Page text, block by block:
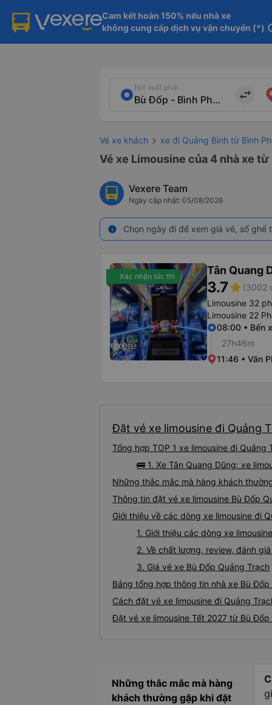
Cam kết hoàn 150% nếu nhà xe
không cung cấp dịch vụ vận chuyển (*)
Nơi xuất phát
import_export
Vé xe khách xe đi Quảng Bình từ Bình
Vé xe Limousine của 4 nhà xe
Vexere Team
Ngày cập nhật: 05/08/2026
info Chọn ngày đi để xem giá vé, số
Xác nhận tức thì Tân Quang
3.7star (3002
Limousine 32
Limousine 22
08:00 • Bến
27h46m
11:46 • Văn
Đặt vé xe limousine đi Quảng
Tổng hợp TOP 1 xe limousine đi
🚌 1. Xe Tân Quang Dũng: xe
Những thắc mắc mà hàng khách
Thông tin đặt vé xe limousine Bù Đốp
Giới thiệu về các dòng xe limousine đi
1. Giới thiệu các dòng xe
2. Về chất lượng, review, đánh
3. Giá vé xe Bù Đốp Quảng Trạch
Bảng tổng hợp thông tin nhà xe Bù
Cách đặt vé xe limousine đi Quảng
Đặt vé xe limousine Tết 2027 từ Bù Đốp
Những thắc mắc mà hàng
khách thường gặp khi đặt